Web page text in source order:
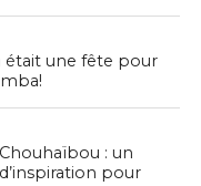
était une fête pour
Chouhaïbou : un
pour